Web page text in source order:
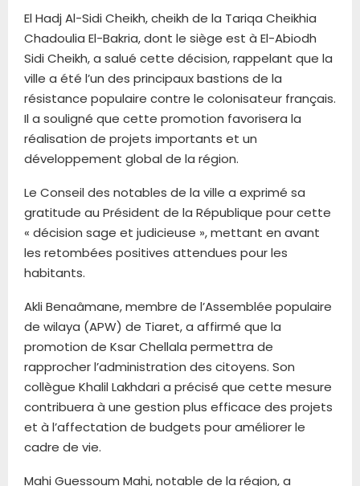
El Hadj Al-Sidi Cheikh, cheikh de la Tariqa Cheikhia
Chadoulia El-Bakria, dont le siège est à El-Abiodh
Sidi Cheikh, a salué cette décision, rappelant que la
ville a été l’un des principaux bastions de la
résistance populaire contre le colonisateur français.
Il a souligné que cette promotion favorisera la
réalisation de projets importants et un
développement global de la région.
Le Conseil des notables de la ville a exprimé sa
gratitude au Président de la République pour cette
« décision sage et judicieuse », mettant en avant
les retombées positives attendues pour les
habitants.
Akli Benaâmane, membre de l’Assemblée populaire
de wilaya (APW) de Tiaret, a affirmé que la
promotion de Ksar Chellala permettra de
rapprocher l’administration des citoyens. Son
collègue Khalil Lakhdari a précisé que cette mesure
contribuera à une gestion plus efficace des projets
et à l’affectation de budgets pour améliorer le
cadre de vie.
Mahi Guessoum Mahi, notable de la région, a